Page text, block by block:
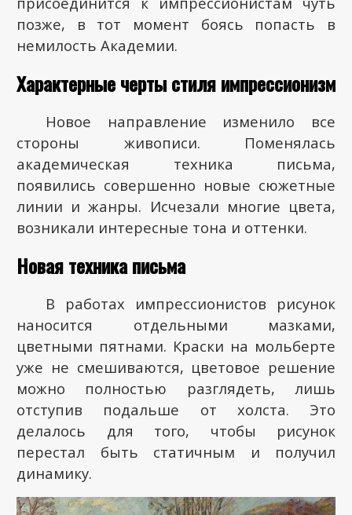
позже, в тот момент боясь попасть в
немилость Академии.
Характерные черты стиля импрессионизм
Новое направление изменило все
стороны живописи. Поменялась
академическая техника письма,
появились совершенно новые сюжетные
линии и жанры. Исчезали многие цвета,
возникали интересные тона и оттенки.
Новая техника письма
В работах импрессионистов рисунок
наносится отдельными мазками,
цветными пятнами. Краски на мольберте
уже не смешиваются, цветовое решение
можно полностью разглядеть, лишь
отступив подальше от холста. Это
делалось для того, чтобы рисунок
перестал быть статичным и получил
динамику.